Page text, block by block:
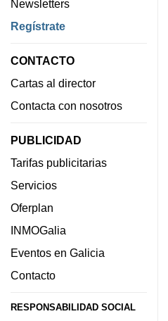
Newsletters
Regístrate
CONTACTO
Cartas al director
Contacta con nosotros
PUBLICIDAD
Tarifas publicitarias
Servicios
Oferplan
INMOGalia
Eventos en Galicia
Contacto
RESPONSABILIDAD SOCIAL